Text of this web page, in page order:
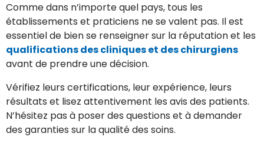
Comme dans n’importe quel pays, tous les
établissements et praticiens ne se valent pas. Il est
essentiel de bien se renseigner sur la réputation et les
qualifications des cliniques et des chirurgiens
avant de prendre une décision.
Vérifiez leurs certifications, leur expérience, leurs
résultats et lisez attentivement les avis des patients.
N’hésitez pas à poser des questions et à demander
des garanties sur la qualité des soins.